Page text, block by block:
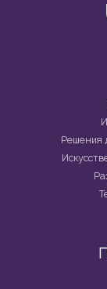
Решения